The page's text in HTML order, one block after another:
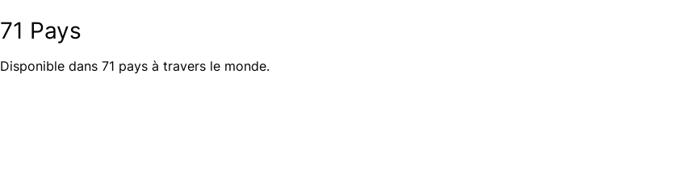
71 Pays
Disponible dans 71 pays à travers le monde.